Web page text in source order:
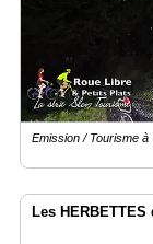
Emission / Tourisme à
Les